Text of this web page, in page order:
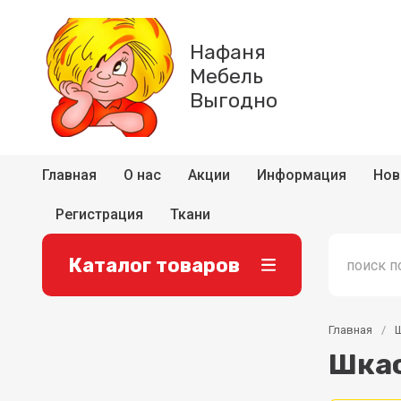
Нафаня
Мебель
Выгодно
Главная О нас Акции Информация
Регистрация Ткани
Каталог товаров
Главная /